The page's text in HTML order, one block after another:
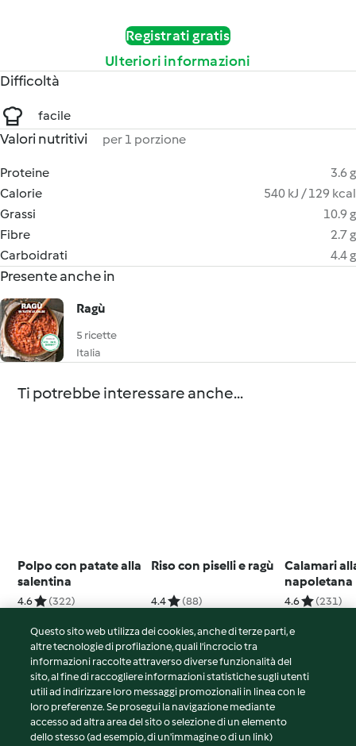
Registrati gratis
Ulteriori informazioni
Difficoltà
facile
Valori nutritivi per 1 porzione
Proteine
3.6 g
Calorie
540 kJ / 129 kcal
Grassi
10.9 g
Fibre
2.7 g
Carboidrati
4.4 g
Presente anche in
Ragù
5 ricette
Italia
Ti potrebbe interessare anche...
Polpo con patate alla
salentina
4.6 (322)
Riso con piselli e ragù
4.4 (88)
Calamari
napoletana
4.6 (231)
© Copyright 2026
Termini del servizio
Informativa sulla privacy
Questo sito web utilizza dei cookies, anche di terze parti, e
altre tecnologie di profilazione, quali l’incrocio tra
informazioni raccolte attraverso diverse funzionalità del
sito, al fine di raccogliere informazioni statistiche sugli utenti
utili ad indirizzare loro messaggi promozionali in linea con le
loro preferenze. Se prosegui la navigazione mediante
accesso ad altra area del sito o selezione di un elemento
dello stesso (ad esempio, di un'immagine o di un link)